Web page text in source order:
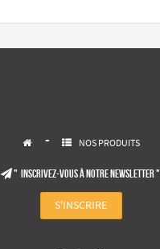
 -  NOS PRODUITS
" Inscrivez-vous à notre NEWSLETTER "
S'INSCRIRE